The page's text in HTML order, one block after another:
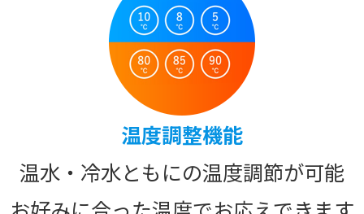
温度調整機能
温水・冷水ともにの温度調節が可能